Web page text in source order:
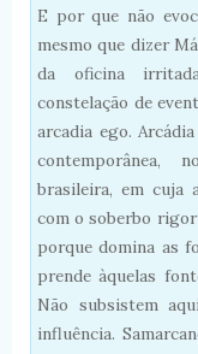
E por que não
mesmo que dizer
da oficina
constelação de
arcadia ego.
brasileira, em cuja
com o soberbo
porque domina as
prende àquelas
Não subsistem
influência.